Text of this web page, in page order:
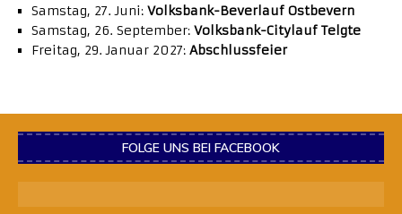
Samstag, 27. Juni: Volksbank-Beverlauf Ostbevern
Samstag, 26. September: Volksbank-Citylauf Telgte
Freitag, 29. Januar 2027: Abschlussfeier
FOLGE UNS BEI FACEBOOK